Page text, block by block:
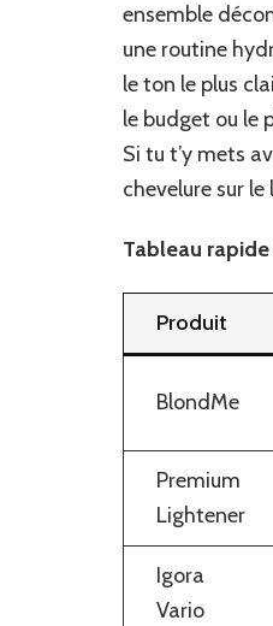
ensemble
une routine
le ton le plus
le budget ou le
Si tu t’y mets
chevelure sur
Tableau
Produit
BlondMe
Premium
Lightener
Igora
Vario